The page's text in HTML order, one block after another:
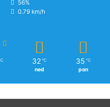
56%
0.79 km/h
32 ℃
ned
35 ℃
pon